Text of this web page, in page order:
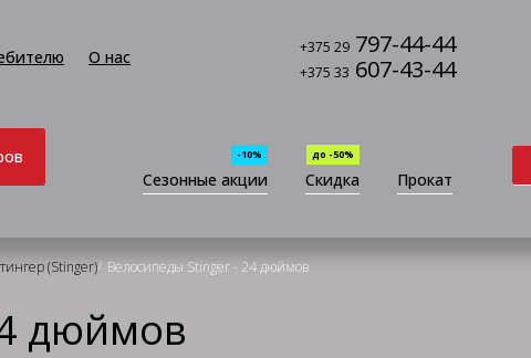
О нас +375 29 797-44-44
+375 33 607-43-44
Сезонные акции
-10%
Скидка
до -50%
Прокат
(Stinger)/ Велосипеды Stinger - 24 дюймов
дюймов